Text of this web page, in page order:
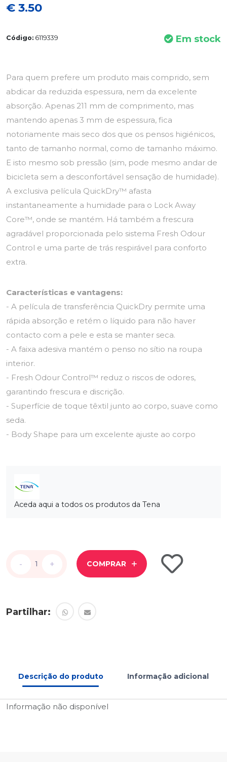
€ 3.50
Código: 6119339 Em stock
Para quem prefere um produto mais comprido, sem
abdicar da reduzida espessura, nem da excelente
absorção. Apenas 211 mm de comprimento, mas
mantendo apenas 3 mm de espessura, fica
notoriamente mais seco dos que os pensos higiénicos,
tanto de tamanho normal, como de tamanho máximo.
E isto mesmo sob pressão (sim, pode mesmo andar de
bicicleta sem a desconfortável sensação de humidade).
A exclusiva película QuickDry™ afasta
instantaneamente a humidade para o Lock Away
Core™, onde se mantém. Há também a frescura
agradável proporcionada pelo sistema Fresh Odour
Control e uma parte de trás respirável para conforto
extra.
Características e vantagens:
- A película de transferência QuickDry permite uma
rápida absorção e retém o líquido para não haver
contacto com a pele e esta se manter seca.
- A faixa adesiva mantém o penso no sítio na roupa
interior.
- Fresh Odour Control™ reduz o riscos de odores,
garantindo frescura e discrição.
- Superfície de toque têxtil junto ao corpo, suave como
seda.
- Body Shape para um excelente ajuste ao corpo
Aceda aqui a todos os produtos da Tena
- +
- + COMPRAR
Partilhar:
Descrição do produto Informação adicional
Informação não disponível